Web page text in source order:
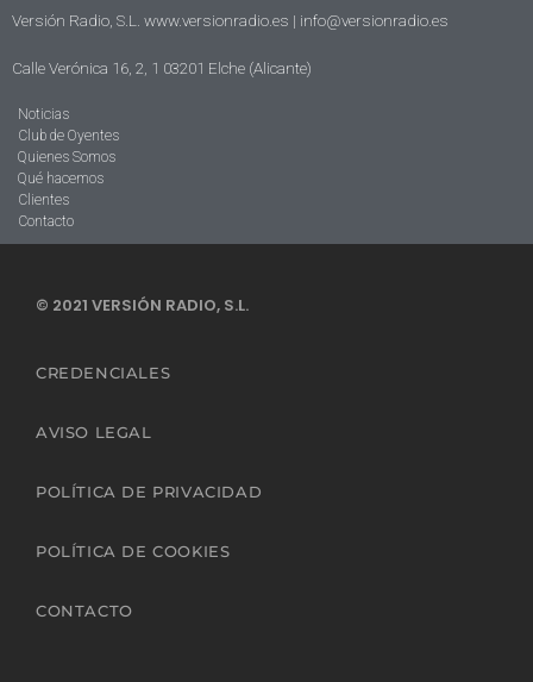
Versión Radio, S.L. www.versionradio.es | info@versionradio.es
Calle Verónica 16, 2, 1 03201 Elche (Alicante)
Noticias
Club de Oyentes
Quienes Somos
Qué hacemos
Clientes
Contacto
© 2021 VERSIÓN RADIO, S.L.
CREDENCIALES
AVISO LEGAL
POLÍTICA DE PRIVACIDAD
POLÍTICA DE COOKIES
CONTACTO